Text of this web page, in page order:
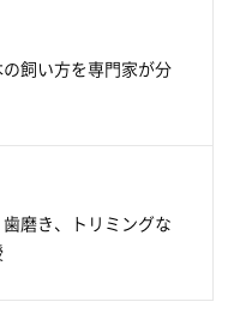
飼い方を専門家が分
磨き、トリミングな